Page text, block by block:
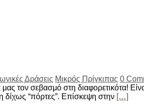
Δράσεις Μικρός Πρίγκιπας 0
τον σεβασμό στη διαφορετικότα!
δίχως “πόρτες”. Επίσκεψη στην […]